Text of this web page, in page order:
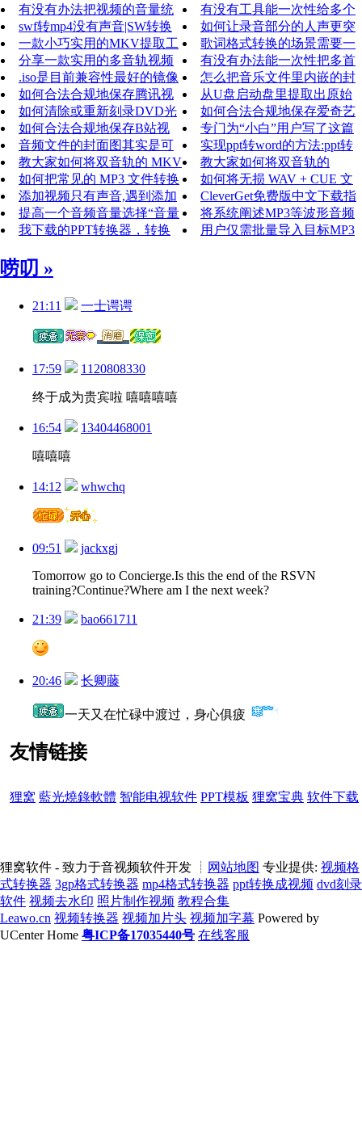
的工具，它不仅能处理GIF动图
还可
看边录，还能把片段保存成
GIF 呢？它
有没有办法把视频的音量统
一调整到一个舒适的范围呢？答
案是
有没有工具能一次性给多个
视频添加相同的水印呢？如何
批量给
swf转mp4没有声音|SW转换
后的MP4只有画面，没有声音，
甚至有时
如何让录音部分的人声更突
出-让录音音量略高于背景音
乐，保
一款小巧实用的MKV提取工
具，可以轻松分离MKV文件里
视频、音
歌词格式转换的场景需要一
个小工具，帮我们把 KRC 转成
LRC，
分享一款实用的多音轨视频
刻录工具，你可以比较轻松地实
现多
有没有办法能一次性把多首
MP3的音量统一调整到相同大
小呢？
.iso是目前兼容性最好的镜像
格式，需要将 .mds/.mdf 转换成
怎么把音乐文件里内嵌的封
面图片提取出来，并且保持原
有的尺
如何合法合规地保存腾讯视
频？——一份给普通用户的实用
指南
从U盘启动盘里提取出原始
的ISO镜像文件 默认只能读取
光驱（
如何清除或重新刻录DVD光
盘？完整指南与注意事项
如何合法合规地保存爱奇艺
视频？——一份给普通用户的
实用指
如何合法合规地保存B站视
频？——一份给普通用户的实用
指南
专门为“小白”用户写了这篇
用 Nero 刻录 Windows XP 系统
音频文件的封面图其实是可
以自行添加或修改的,如mp3文件
显
实现ppt转word的方法:ppt转
word先把PPT转换PDF、再将
PDF转
教大家如何将双音轨的 MKV
视频，顺利转换成同样带有双音
轨
教大家如何将双音轨的
MKV 视频，顺利转换成同样带
有双音轨
如何把常见的 MP3 文件转换
成 MIDI 格式呢？
如何将无损 WAV + CUE 文
件刻录到 CD 光盘中
添加视频只有声音,遇到添加
视频只有声音没有画面的情况
要
CleverGet免费版中文下载指
南：试用限制与正式版功能对
比
提高一个音频音量选择“音量
归一化”或“调整音量”功能，设
将系统阐述MP3等波形音频
向MIDI序列数据转换的技术路
我下载的PPT转换器，转换
用户仅需批量导入目标MP3
唠叨 »
21:11 一士谔谔
17:59 1120808330
终于成为贵宾啦 嘻嘻嘻嘻
16:54 13404468001
嘻嘻嘻
14:12 whwchq
09:51
jackxgj
Tomorrow go to Concierge.Is this the end of the RSVN
training?Continue?Where am I the next week?
21:39 bao661711
20:46 长卿藤
一天又在忙碌中渡过，身心俱疲
友情链接
狸窝 藍光燒錄軟體 智能电视软件 PPT模板 狸窝宝典 软件下载
狸窝软件 - 致力于音视频软件开发 ┊ 网站地图 专业提供: 视频格
式转换器 3gp格式转换器 mp4格式转换器 ppt转换成视频 dvd刻录
软件 视频去水印 照片制作视频 教程合集
Leawo.cn 视频转换器 视频加片头 视频加字幕 Powered by
UCenter Home 粤ICP备17035440号 在线客服